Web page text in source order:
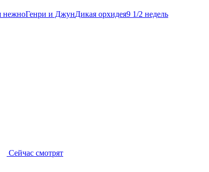
нежноГенри и ДжунДикая орхидея9 1/2 недель
Сейчас смотрят